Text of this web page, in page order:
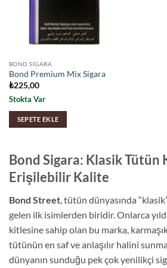
BOND SIGARA
Bond Premium Mix Sigara
₺225,00
Stokta Var
SEPETE EKLE
Bond Sigara: Klasik Tütün
Erişilebilir Kalite
Bond Street, tütün dünyasında
gelen ilk isimlerden biridir. Onlarca
kitlesine sahip olan bu marka,
tütünün en saf ve anlaşılır halini
dünyanın sunduğu pek çok yenilikçi